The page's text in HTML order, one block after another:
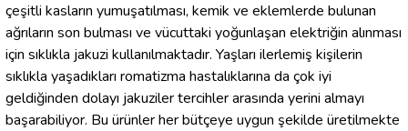
çeşitli kasların yumuşatılması, kemik ve eklemlerde bulunan
ağrıların son bulması ve vücuttaki yoğunlaşan elektriğin alınması
için sıklıkla jakuzi kullanılmaktadır. Yaşları ilerlemiş kişilerin
sıklıkla yaşadıkları romatizma hastalıklarına da çok iyi
geldiğinden dolayı jakuziler tercihler arasında yerini almayı
başarabiliyor. Bu ürünler her bütçeye uygun şekilde üretilmekte